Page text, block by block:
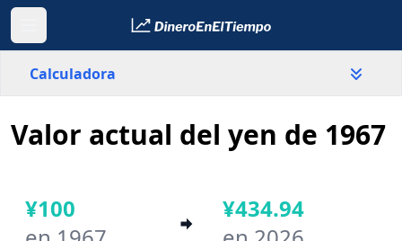
Calculadora
País
Valor
Valor actual del yen de 1967
¥100
¥434.94